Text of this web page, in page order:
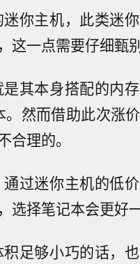
你主机，此类迷
一点需要仔细甄别
其本身搭配的内
然而借助此次涨
理的。
过迷你主机的低
择笔记本会更好一
足够小巧的话，